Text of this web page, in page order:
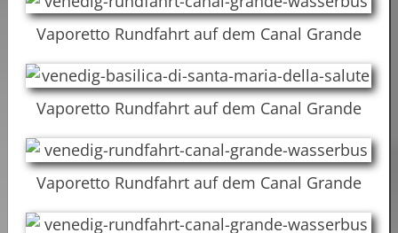
Vaporetto Rundfahrt auf dem Canal Grande
Vaporetto Rundfahrt auf dem Canal Grande
Vaporetto Rundfahrt auf dem Canal Grande